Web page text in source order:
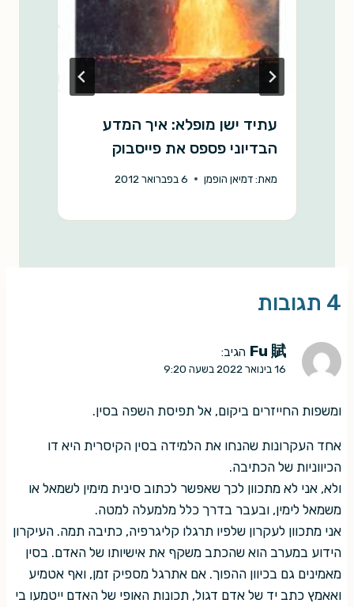
עתיד ישן מופלא: איך המדע
הבדיוני פספס את פייסבוק
מאת:דמיאן הופמן 6 בפברואר 2012
4 תגובות
Fu 賦 הגיב:
16 בינואר 2022 בשעה 9:20
ומשפות החייזרים ביקום, אל תפיסת השפה בסין.
אחד העקרונות שהנחו את הלמידה בסין הקיסרית היא דו
הכיווניות של הכתיבה.
ולא, אני לא מתכוון לכך שאפשר לכתוב סינית מימין לשמאל או
משמאל לימין, ובעבר בדרך כלל מלמעלה למטה.
אני מתכוון לעקרון שלפיו תרגלו קליגרפיה, כתיבה תמה. העיקרון
הידוע במערב הוא שהכתב משקף את אישיותו של האדם. בסין
מאמינים גם בכיוון ההפוך. אם אתרגל מספיק זמן, ואף אטמיע
ואאמץ כתב יד של אדם דגול, תכונות האופי של האדם ייטמעו בי